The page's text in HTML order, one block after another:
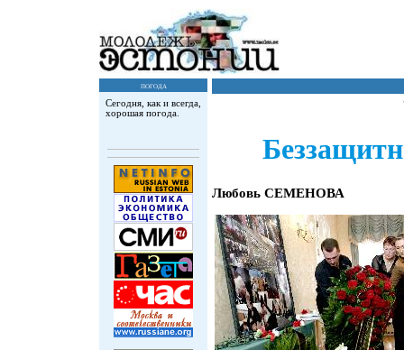
погода
Сегодня, как и всегда,
хорошая погода.
Любовь СЕМЕНОВА